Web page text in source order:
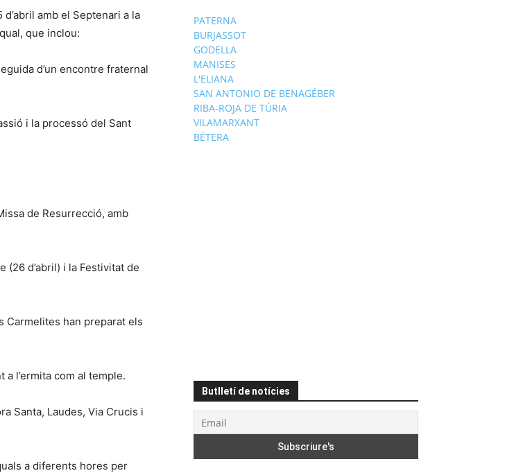
amb el Septenari a la
que inclou:
d’un encontre fraternal
i la processó del Sant
de Resurrecció, amb
d’abril) i la Festivitat de
Carmelites han preparat els
a l’ermita com al temple.
Santa, Laudes, Via Crucis i
a diferents hores per
PATERNA
BURJASSOT
GODELLA
MANISES
L'ELIANA
SAN ANTONIO DE BENAGÉBER
RIBA-ROJA DE TÚRIA
VILAMARXANT
BÉTERA
Butlletí de notícies